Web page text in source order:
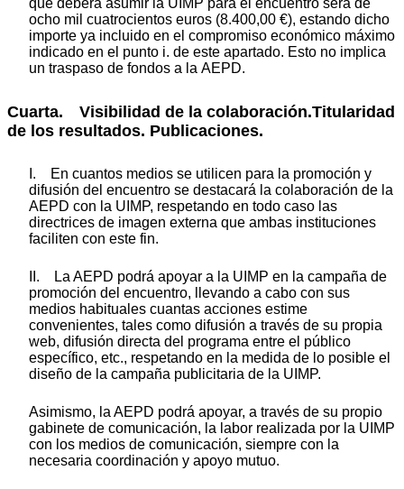
ocho mil cuatrocientos euros (8.400,00 €), estando dicho
importe ya incluido en el compromiso económico máximo
indicado en el punto i. de este apartado. Esto no implica
un traspaso de fondos a la AEPD.
Cuarta. Visibilidad de la colaboración.Titularidad
de los resultados. Publicaciones.
I. En cuantos medios se utilicen para la promoción y
difusión del encuentro se destacará la colaboración de la
AEPD con la UIMP, respetando en todo caso las
directrices de imagen externa que ambas instituciones
faciliten con este fin.
II. La AEPD podrá apoyar a la UIMP en la campaña de
promoción del encuentro, llevando a cabo con sus
medios habituales cuantas acciones estime
convenientes, tales como difusión a través de su propia
web, difusión directa del programa entre el público
específico, etc., respetando en la medida de lo posible el
diseño de la campaña publicitaria de la UIMP.
Asimismo, la AEPD podrá apoyar, a través de su propio
gabinete de comunicación, la labor realizada por la UIMP
con los medios de comunicación, siempre con la
necesaria coordinación y apoyo mutuo.